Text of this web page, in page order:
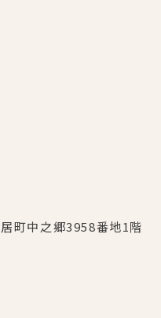
町中之郷3958番地1階